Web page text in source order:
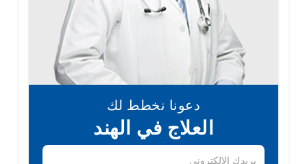
دعونا نخطط لك
العلاج في الهند